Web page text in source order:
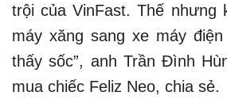
trội của VinFast. Thế nhưng
máy xăng sang xe máy
thấy sốc”, anh Trần Đình
mua chiếc Feliz Neo, chia sẻ.